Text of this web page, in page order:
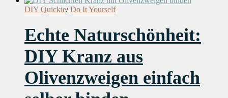
DIY Quickie/ Do It Yourself
Echte Naturschönheit:
DIY Kranz aus
Olivenzweigen einfach